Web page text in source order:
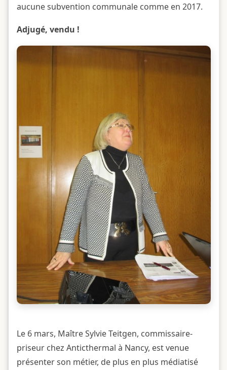
aucune subvention communale comme en 2017.
Adjugé, vendu !
Le 6 mars, Maître Sylvie Teitgen, commissaire-
priseur chez Anticthermal à Nancy, est venue
présenter son métier, de plus en plus médiatisé